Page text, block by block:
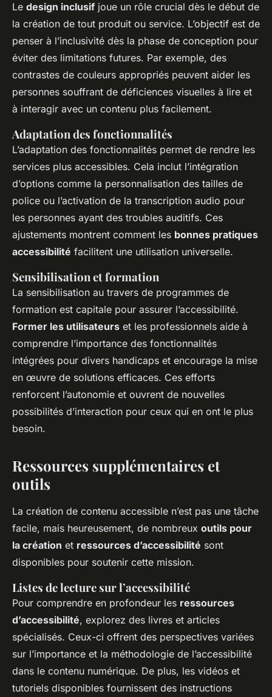
Le design inclusif joue un rôle crucial dès le début de
la création de tout produit ou service. L’objectif est de
penser à l’inclusivité dès la phase de conception pour
éviter des limitations futures. Par exemple, des
contrastes de couleurs appropriés peuvent aider les
personnes souffrant de déficiences visuelles à lire et
à interagir avec un contenu plus facilement.
Adaptation des fonctionnalités
L’adaptation des fonctionnalités permet de rendre les
services plus accessibles. Cela inclut l’intégration
d’options comme la personnalisation des tailles de
police ou l’activation de la transcription audio pour
les personnes ayant des troubles auditifs. Ces
ajustements montrent comment les bonnes pratiques
accessibilité facilitent une utilisation universelle.
Sensibilisation et formation
La sensibilisation au travers de programmes de
formation est capitale pour assurer l’accessibilité.
Former les utilisateurs et les professionnels aide à
comprendre l’importance des fonctionnalités
intégrées pour divers handicaps et encourage la mise
en œuvre de solutions efficaces. Ces efforts
renforcent l’autonomie et ouvrent de nouvelles
possibilités d’interaction pour ceux qui en ont le plus
besoin.
Ressources supplémentaires et
outils
La création de contenu accessible n’est pas une tâche
facile, mais heureusement, de nombreux outils pour
la création et ressources d’accessibilité sont
disponibles pour soutenir cette mission.
Listes de lecture sur l’accessibilité
Pour comprendre en profondeur les ressources
d’accessibilité, explorez des livres et articles
spécialisés. Ceux-ci offrent des perspectives variées
sur l’importance et la méthodologie de l’accessibilité
dans le contenu numérique. De plus, les vidéos et
tutoriels disponibles fournissent des instructions